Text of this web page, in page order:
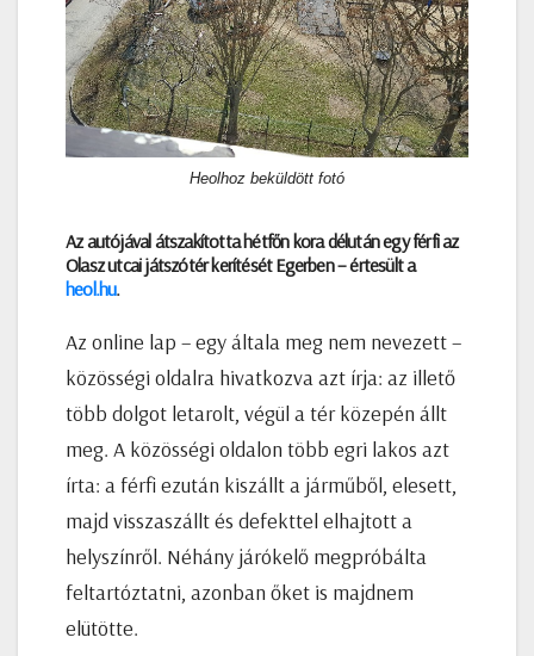
Heolhoz beküldött fotó
Az autójával átszakította hétfőn kora délután egy férfi az
Olasz utcai játszótér kerítését Egerben – értesült a
heol.hu.
Az online lap – egy általa meg nem nevezett –
közösségi oldalra hivatkozva azt írja: az illető
több dolgot letarolt, végül a tér közepén állt
meg. A közösségi oldalon több egri lakos azt
írta: a férfi ezután kiszállt a járműből, elesett,
majd visszaszállt és defekttel elhajtott a
helyszínről. Néhány járókelő megpróbálta
feltartóztatni, azonban őket is majdnem
elütötte.